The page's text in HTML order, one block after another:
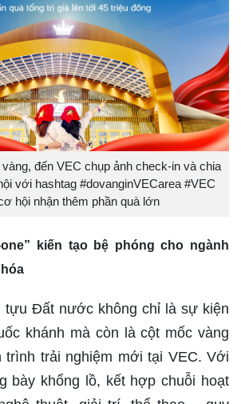
đến VEC chụp ảnh check-in và chia
với hashtag #dovanginVECarea #VEC
hội nhận thêm phần quà lớn
kiến tạo bệ phóng cho ngành
tựu Đất nước không chỉ là sự kiện
khánh mà còn là cột mốc vàng
trình trải nghiệm mới tại VEC. Với
bày khổng lồ, kết hợp chuỗi hoạt